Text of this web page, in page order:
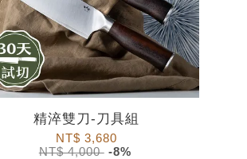
精淬雙刀-刀具組
NT$ 3,680
NT$ 4,000 -8%